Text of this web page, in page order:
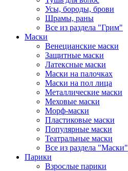
Усы, бороды, брови
Шрамы, раны
Все из раздела "Грим"
Маски
Венецианские маски
Защитные маски
Латексные маски
Маски на палочках
Маски на пол лица
Металлические маски
Меховые маски
Морф-маски
Пластиковые маски
Популярные маски
Театральные маски
Все из раздела "Маски"
Парики
Взрослые парики